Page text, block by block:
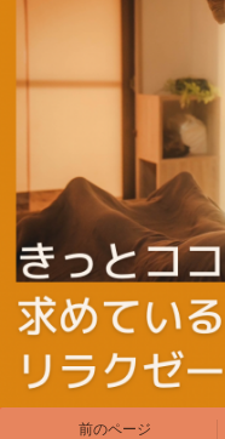
前のページ